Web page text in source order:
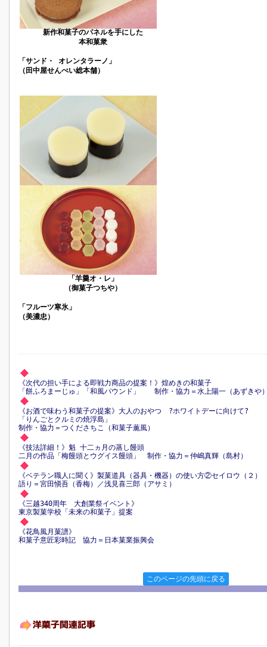
新作和菓子のパネルを手にした
本和菓衆
「サンド・ オレンタラーノ」
（田中屋せんべい総本舗）
「羊羹オ・レ」
（御菓子つちや）
「フルーツ寒氷」
（美濃忠）
《次代の担い手による即戦力商品の提案！》煌めきの和菓子
「餅ふろまーじゅ」「和風パウンド」 制作・協力＝水上陽一（あずきや
《お酒で味わう和菓子の提案》大人のおやつ ?ホワイトデーに向けて?
「りんごとクルミの焼浮島」
制作・協力＝つくださちこ（和菓子薫風）
《技法詳細！》魁 十二ヵ月の蒸し饅頭
二月の作品「梅饅頭とウグイス饅頭」 制作・協力＝仲嶋真輝（島村）
《ベテラン職人に聞く》製菓道具（器具・機器）の使い方②セイロウ（２
語り＝宮田愼吾（香梅）／浅見喜三郎（アサミ）
《三越340周年 大創業祭イベント》
東京製菓学校「未来の和菓子」提案
《花鳥風月菓譜》
和菓子意匠彩時記 協力＝日本菓業振興会
このページの先頭に戻る